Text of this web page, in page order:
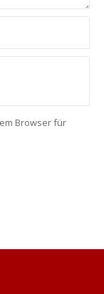
Browser für